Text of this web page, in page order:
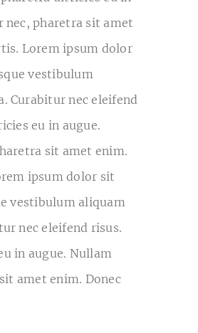
pharetra sit amet
Lorem ipsum dolor
vestibulum
Curabitur nec eleifend
eu in augue.
sit amet enim.
ipsum dolor sit
vestibulum aliquam
nec eleifend risus.
in augue. Nullam
amet enim. Donec